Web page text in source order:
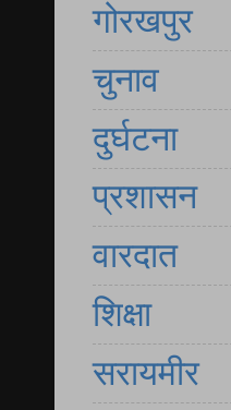
गोरखपुर
चुनाव
दुर्घटना
प्रशासन
वारदात
शिक्षा
सरायमीर